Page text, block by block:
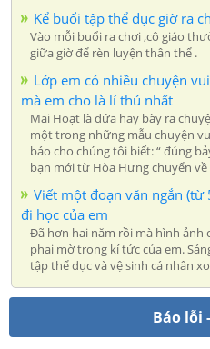
Kể buổi tập thể dục giờ ra
Vào mỗi buổi ra chơi ,cô giáo
giữa giờ để rèn luyện thân thể .
Lớp em có nhiều chuyện
mà em cho là lí thú nhất
Mai Hoạt là đứa hay bày ra
một trong những mẫu chuyện
báo cho chúng tôi biết: “ đúng
bạn mới từ Hòa Hưng chuyển về
Viết một đoạn văn ngắn (từ
đi học của em
Đã hơn hai năm rồi mà hình ảnh
phai mờ trong kí tức của em.
tập thể dục và vệ sinh cá nhân
Báo lỗi